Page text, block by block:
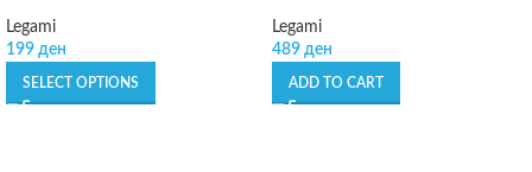
Legami
199 ден
SELECT OPTIONS
Legami
489 ден
ADD TO CART